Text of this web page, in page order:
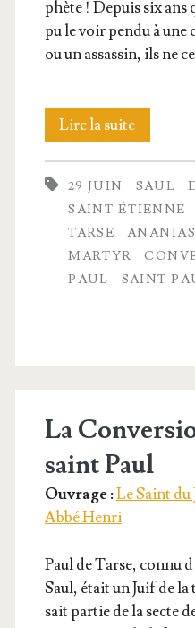
phète ! Depuis six ans
pu le voir pen­du à
ou un assas­sin, ils ne
Lire la suiteUn
jour
d’été,
sur
la
29 JUIN SAUL
SAINT ÉTIENNE
TARSE
ANANIAS
MARTYR
PAUL
SAINT
La
saint Paul
Ouvrage :Le Saint du
Abbé Henri
Paul de Tarse, connu
Saul, était un Juif de
sait par­tie de la secte